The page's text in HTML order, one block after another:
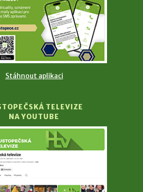
Stáhnout aplikaci
TELEVIZE
NA YOUTUBE